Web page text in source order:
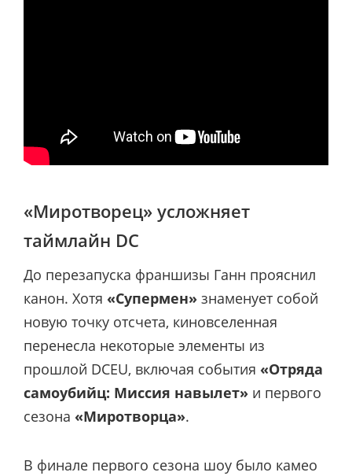
«Миротворец» усложняет
таймлайн DC
До перезапуска франшизы Ганн прояснил
канон. Хотя «Супермен» знаменует собой
новую точку отсчета, киновселенная
перенесла некоторые элементы из
прошлой DCEU, включая события «Отряда
самоубийц: Миссия навылет» и первого
сезона «Миротворца».
В финале первого сезона шоу было камео